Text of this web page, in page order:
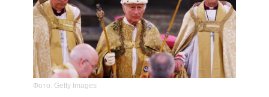
Фото: Getty Images